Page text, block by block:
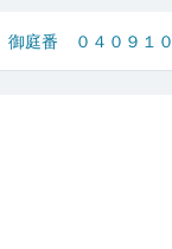
庭番 ０４０９１０